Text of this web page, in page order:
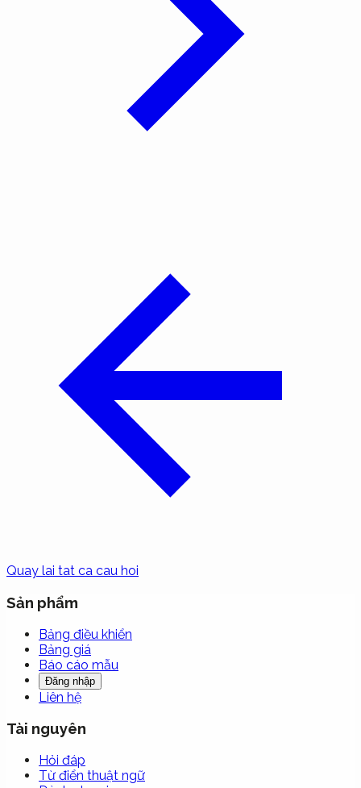
Quay lai tat ca cau hoi
Sản phẩm
Bảng điều khiển
Bảng giá
Báo cáo mẫu
Đăng nhập
Liên hệ
Tài nguyên
Hỏi đáp
Từ điển thuật ngữ